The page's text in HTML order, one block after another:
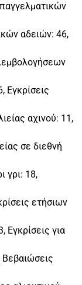
αδειών: 46,
Εγκρίσεις
αχινού: 11,
σε διεθνή
γρι: 18,
ετήσιων
Εγκρίσεις για